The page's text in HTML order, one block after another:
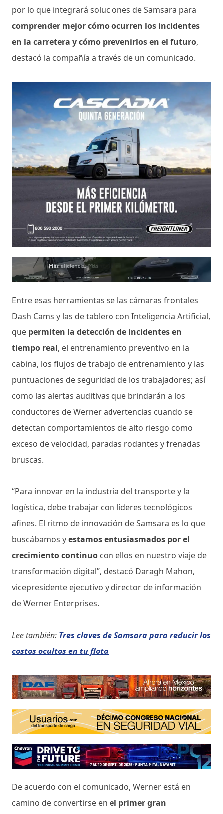
por lo que integrará soluciones de Samsara para
comprender mejor cómo ocurren los incidentes
en la carretera y cómo prevenirlos en el futuro,
destacó la compañía a través de un comunicado.
Entre esas herramientas se las cámaras frontales
Dash Cams y las de tablero con Inteligencia Artificial,
que permiten la detección de incidentes en
tiempo real, el entrenamiento preventivo en la
cabina, los flujos de trabajo de entrenamiento y las
puntuaciones de seguridad de los trabajadores; así
como las alertas auditivas que brindarán a los
conductores de Werner advertencias cuando se
detectan comportamientos de alto riesgo como
exceso de velocidad, paradas rodantes y frenadas
bruscas.
“Para innovar en la industria del transporte y la
logística, debe trabajar con líderes tecnológicos
afines. El ritmo de innovación de Samsara es lo que
buscábamos yestamos entusiasmados por el
crecimiento continuo con ellos en nuestro viaje de
transformación digital”, destacó Daragh Mahon,
vicepresidente ejecutivo y director de información
de Werner Enterprises.
Lee también: Tres claves de Samsara para reducir los
costos ocultos en tu flota
De acuerdo con el comunicado, Werner está en
camino de convertirse en el primer gran